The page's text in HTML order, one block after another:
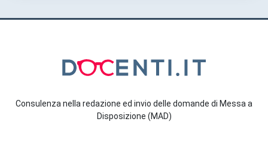
Consulenza nella redazione ed invio delle domande di Messa a
Disposizione (MAD)